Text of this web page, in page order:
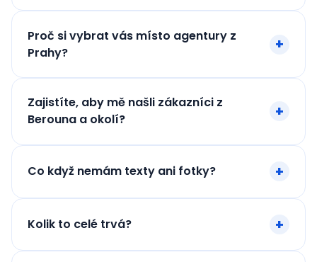
Proč si vybrat vás místo agentury z
Prahy?
Zajistíte, aby mě našli zákazníci z
Berouna a okolí?
Co když nemám texty ani fotky?
Kolik to celé trvá?